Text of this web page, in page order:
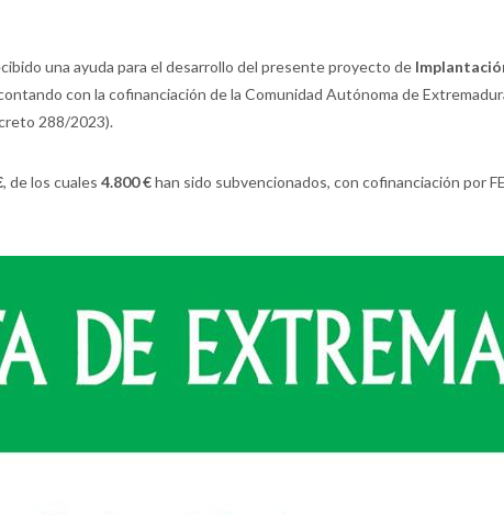
una ayuda para el desarrollo del presente proyecto de
con la cofinanciación de la Comunidad Autónoma de
288/2023).
, de los cuales 4.800 €han sido subvencionados, con cofinanciación por